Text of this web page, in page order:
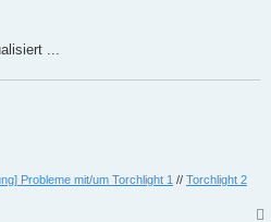
...
Probleme mit/um Torchlight 1 // Torchlight 2